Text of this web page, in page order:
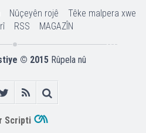
Nûçeyên rojê
Têke malpera xwe
RSS MAGAZÎN
© 2015 Rûpela nû
Scripti